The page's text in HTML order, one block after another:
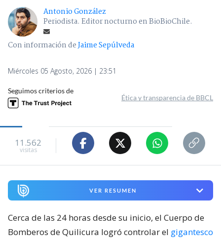
Antonio González
Periodista. Editor nocturno en BioBioChile.
Con información deJaime Sepúlveda
Miércoles 05 Agosto, 2026 | 23:51
Seguimos criterios de
Ética y transparencia de BBCL
11.562
visitas
VER RESUMEN
Cerca de las 24 horas desde su inicio, el Cuerpo de
Bomberos de Quilicura logró controlar el gigantesco